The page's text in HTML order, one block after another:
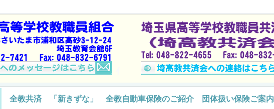
全教共済 「新きずな」 全教自動車保険のご紹介 団体扱い保険ご案内